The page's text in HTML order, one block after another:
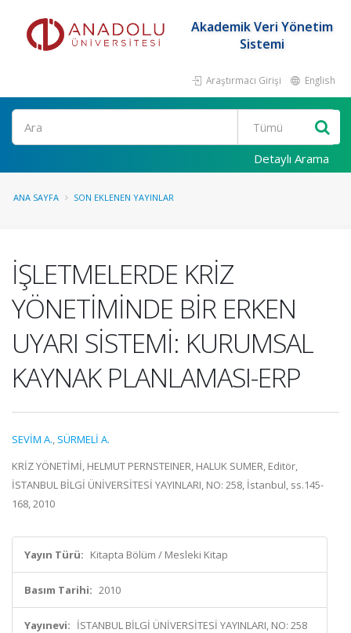
Akademik Veri Yönetim
Sistemi
Araştırmacı Girişi English
Ara
Detaylı Arama
ANA SAYFA SON EKLENEN YAYINLAR
İŞLETMELERDE KRİZ
YÖNETİMİNDE BİR ERKEN
UYARI SİSTEMİ: KURUMSAL
KAYNAK PLANLAMASI-ERP
SEVİM A., SÜRMELİ A.
KRİZ YÖNETİMİ, HELMUT PERNSTEINER, HALUK SUMER, Editör,
İSTANBUL BİLGİ ÜNİVERSİTESİ YAYINLARI, NO: 258, İstanbul, ss.145-
168, 2010
Yayın Türü: Kitapta Bölüm / Mesleki Kitap
Basım Tarihi: 2010
Yayınevi: İSTANBUL BİLGİ ÜNİVERSİTESİ YAYINLARI, NO: 258